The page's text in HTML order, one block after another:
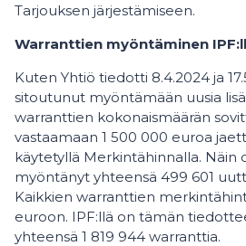
Tarjouksen järjestämiseen.
Warranttien myöntäminen
Kuten Yhtiö tiedotti 8.4.2024 ja
sitoutunut myöntämään uusia
warranttien kokonaismäärän
vastaamaan 1 500 000 euroa
käytetyllä Merkintähinnalla. Näin
myöntänyt yhteensä 499 601
Kaikkien warranttien
euroon. IPF:llä on tämän
yhteensä 1 819 944 warranttia.